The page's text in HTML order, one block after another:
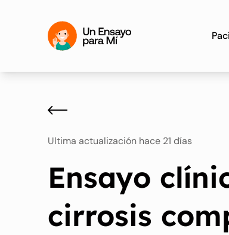
Ultima actualización hace 21 días
Ensayo
cirrosis